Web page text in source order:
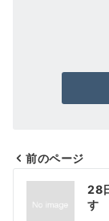
投
前のページ
28
す